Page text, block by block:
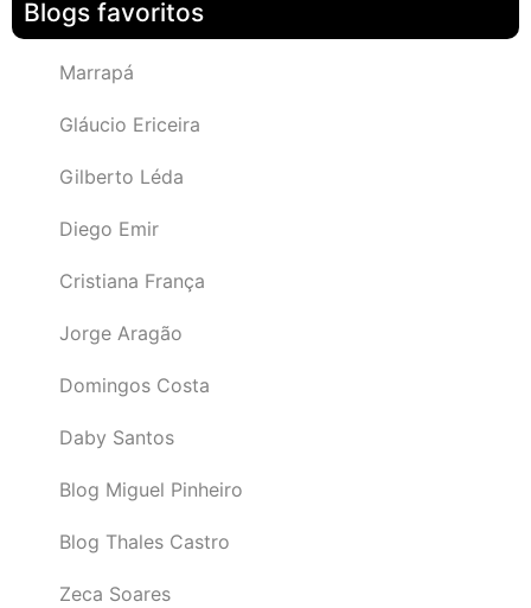
Blogs favoritos
Marrapá
Gláucio Ericeira
Gilberto Léda
Diego Emir
Cristiana França
Jorge Aragão
Domingos Costa
Daby Santos
Blog Miguel Pinheiro
Blog Thales Castro
Zeca Soares